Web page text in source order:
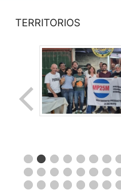
TERRITORIOS